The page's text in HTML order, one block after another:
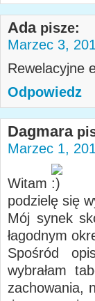
Ada pisze:
Marzec 3,
Rewelacyjne
Odpowiedz
Dagmara
Marzec 1,
Witam
podzielę się
Mój synek
łagodnym
Spośród
wybrałam
zachowania,